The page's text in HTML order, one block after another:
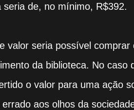
seria de, no mínimo, R$392.
valor seria possível
da biblioteca. No
o valor para uma ação
aos olhos da